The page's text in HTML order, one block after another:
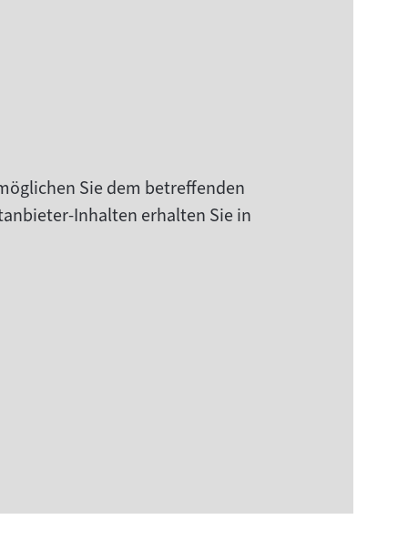
Sie dem betreffenden
Inhalten erhalten Sie in